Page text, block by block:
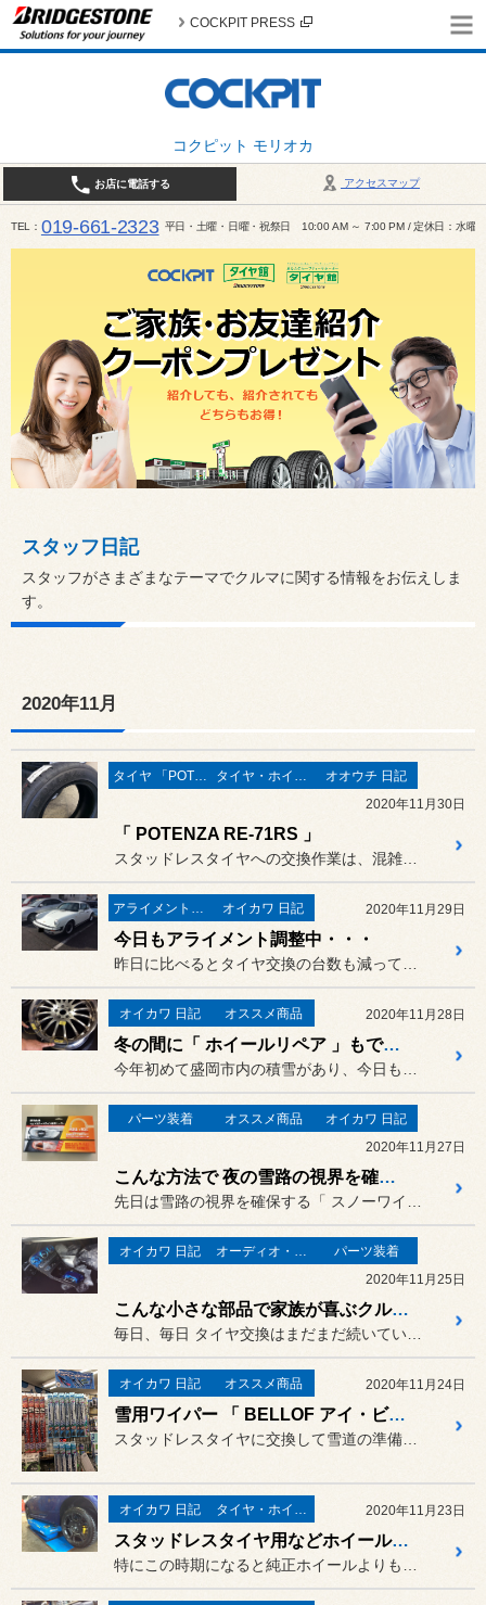
コクピット モリオカ
COCKPIT PRESS
アクセスマップ
お店に電話する
TEL 019-661-2323 平日・土曜・日曜・祝祭日 10:00 AM ～ 7:00 PM / 定休日：水曜
スタッフ日記
スタッフがさまざまなテーマでクルマに関する情報をお伝えしま
す。
2020年11月
タイヤ 「POTENZA」 タイヤ・ホイール
オオウチ 日記
2020年11月30日
「 POTENZA RE-71RS 」
アライメント調整 オイカワ 日記 2020年11月29日
今日もアライメント調整中・・・
オイカワ 日記 オススメ商品 2020年11月28日
冬の間に「 ホイールリペア 」もできます。
パーツ装着 オススメ商品
オイカワ 日記
2020年11月27日
こんな方法で 夜の雪路の視界を確保。
オイカワ 日記 オーディオ・ナビ関連
パーツ装着
2020年11月25日
こんな小さな部品で家族が喜ぶクルマに。
オイカワ 日記 オススメ商品 2020年11月24日
雪用ワイパー 「 BELLOF アイ・ビューティースノーワイパー 」
オイカワ 日記 2020年11月23日
スタッドレスタイヤ用などホイールの〈 マッチング 〉